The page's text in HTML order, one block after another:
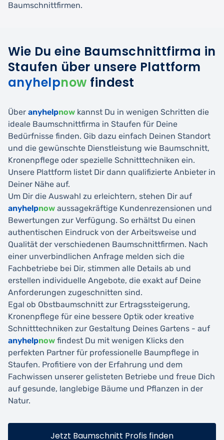
Baumschnittfirmen.
Wie Du eine Baumschnittfirma in
Staufen über unsere Plattform
anyhelpnow findest
Über anyhelpnow kannst Du in wenigen Schritten die
ideale Baumschnittfirma in Staufen für Deine
Bedürfnisse finden. Gib dazu einfach Deinen Standort
und die gewünschte Dienstleistung wie Baumschnitt,
Kronenpflege oder spezielle Schnitttechniken ein.
Unsere Plattform listet Dir dann qualifizierte Anbieter in
Deiner Nähe auf.
Um Dir die Auswahl zu erleichtern, stehen Dir auf
anyhelpnow aussagekräftige Kundenrezensionen und
Bewertungen zur Verfügung. So erhältst Du einen
authentischen Eindruck von der Arbeitsweise und
Qualität der verschiedenen Baumschnittfirmen. Nach
einer unverbindlichen Anfrage melden sich die
Fachbetriebe bei Dir, stimmen alle Details ab und
erstellen individuelle Angebote, die exakt auf Deine
Anforderungen zugeschnitten sind.
Egal ob Obstbaumschnitt zur Ertragssteigerung,
Kronenpflege für eine bessere Optik oder kreative
Schnitttechniken zur Gestaltung Deines Gartens - auf
anyhelpnow findest Du mit wenigen Klicks den
perfekten Partner für professionelle Baumpflege in
Staufen. Profitiere von der Erfahrung und dem
Fachwissen unserer gelisteten Betriebe und freue Dich
auf gesunde, langlebige Bäume und Pflanzen in der
Natur.
Jetzt Baumschnitt Profis finden